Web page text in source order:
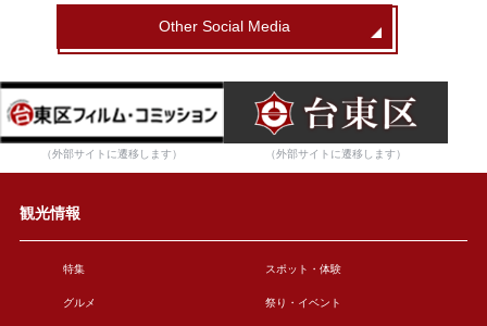
Other Social Media
（外部サイトに遷移します） （外部サイトに遷移します）
観光情報
特集 スポット・体験
グルメ 祭り・イベント